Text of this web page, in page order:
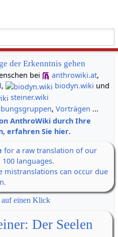
der Erkenntnis gehen
bei
anthrowiki.at,
, biodyn.wiki und
steiner.wiki
, Vorträgen ...
AnthroWiki durch Ihre
erfahren Sie hier.
for a raw translation of our
languages.
mistranslations can occur due
einen Klick
Der Seelen